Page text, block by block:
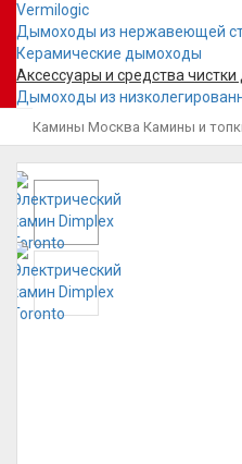
Vermilogic
Дымоходы из нержавеющей
Керамические дымоходы
Аксессуары и средства
Дымоходы из
Камины Москва Камины и